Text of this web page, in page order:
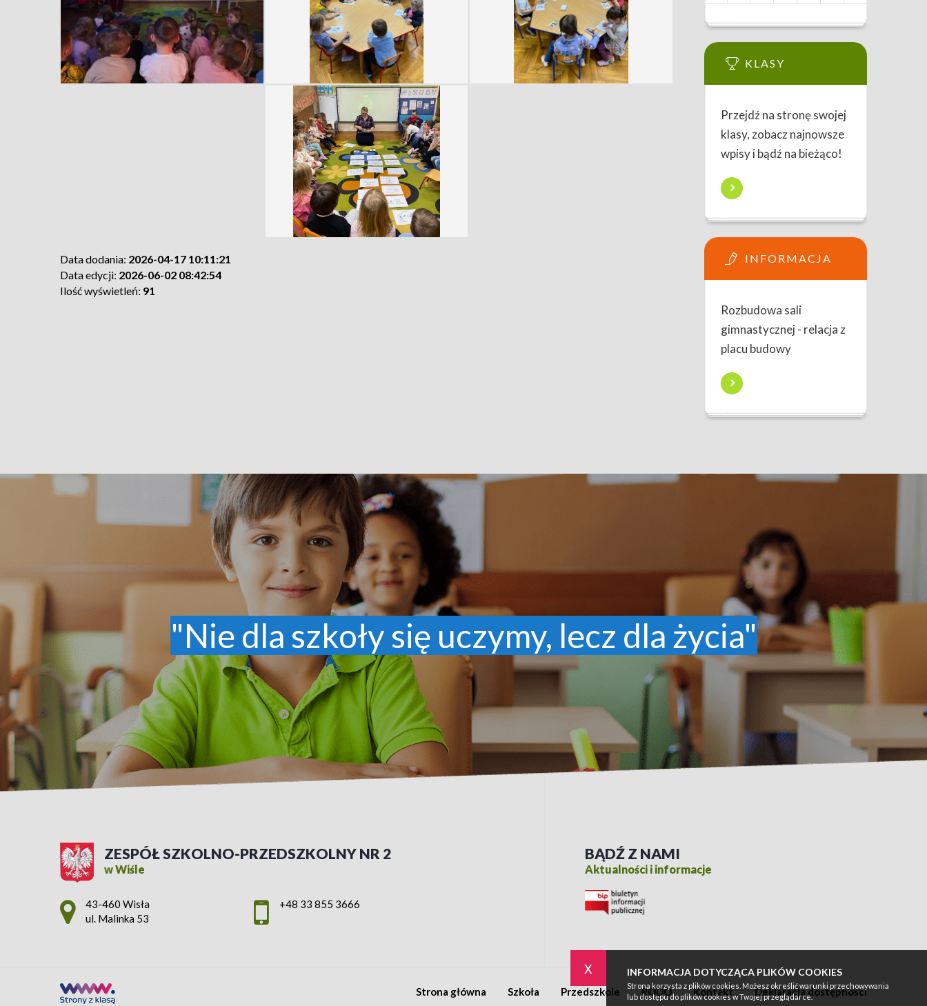
x INFORMACJA DOTYCZĄCA PLIKÓW COOKIES
Strona korzysta z plików cookies. Możesz określić warunki przechowywania
lub dostępu do plików cookies w Twojej przeglądarce.
Data dodania: 2026-04-17 10:11:21
Data edycji: 2026-06-02 08:42:54
Ilość wyświetleń: 91
KLASY
Przejdź na stronę swojej
klasy, zobacz najnowsze
wpisy i bądź na bieżąco!
INFORMACJA
Rozbudowa sali
gimnastycznej - relacja z
placu budowy
"Nie dla szkoły się uczymy, lecz dla życia"
ZESPÓŁ SZKOLNO-PRZEDSZKOLNY NR 2
w Wiśle
Adres pocztowy:
43-460 Wisła
ul. Malinka 53
+48 33 855 3666
BĄDŹ Z NAMI
Aktualności i informacje
Strona główna Szkoła Przedszkole RODO Kontakt Deklaracja dostępności